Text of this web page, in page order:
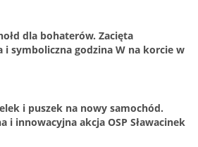
dla bohaterów. Zacięta
i symboliczna godzina W na korcie w
i puszek na nowy samochód.
i innowacyjna akcja OSP Sławacinek